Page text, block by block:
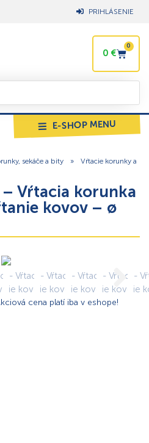
PRIHLÁSENIE
0 €
0
E-SHOP MENU
sekáče a bity »
Vŕtacie korunky a
Vŕtacia korunka
kovov – ø
cena platí iba v eshope!